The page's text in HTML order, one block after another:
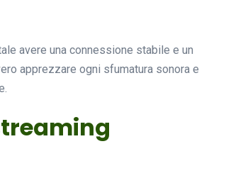
avere una connessione stabile e un
apprezzare ogni sfumatura sonora e
cura dei disturbi del sonno
18 Febbraio 2025